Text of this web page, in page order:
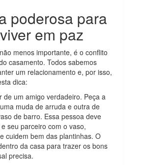
poderosa para
em paz
menos importante, é o conflito
casamento. Todos sabemos
um relacionamento e, por isso,
dica:
de um amigo verdadeiro. Peça a
muda de arruda e outra de
de barro. Essa pessoa deve
seu parceiro com o vaso,
cuidem bem das plantinhas. O
da casa para trazer os bons
precisa.